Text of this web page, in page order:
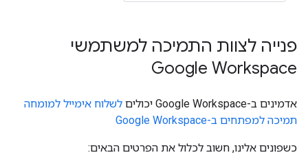
פנייה לצוות התמיכה למשתמשי
Google Workspace
אדמינים ב-Google Workspace יכולים
לשלוח אימייל למומחה
תמיכה למפתחים ב-Google Workspace
כשפונים אלינו, חשוב לכלול את הפרטים הבאים: